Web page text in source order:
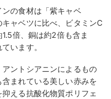
の食材は「紫キャベ
ャベツに比べ、ビタミンC
倍、銅は約2倍も含ま
います。
ントシアニンによるもの
まれている美しい赤みを
える抗酸化物質ポリフェ